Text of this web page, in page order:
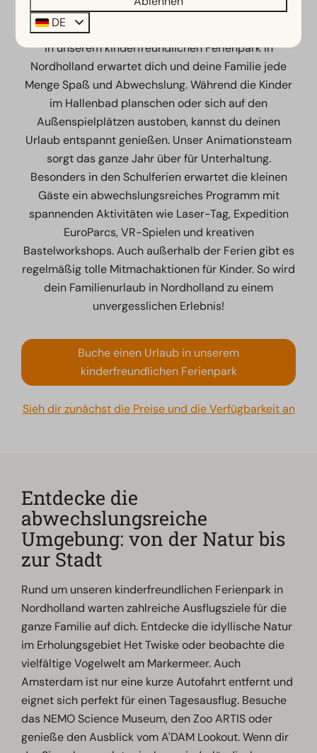
Menge Spaß erleben
In unserem kinderfreundlichen Ferienpark in
Nordholland erwartet dich und deine Familie jede
Menge Spaß und Abwechslung. Während die Kinder
im Hallenbad planschen oder sich auf den
Außenspielplätzen austoben, kannst du deinen
Urlaub entspannt genießen. Unser Animationsteam
sorgt das ganze Jahr über für Unterhaltung.
Besonders in den Schulferien erwartet die kleinen
Gäste ein abwechslungsreiches Programm mit
spannenden Aktivitäten wie Laser-Tag, Expedition
EuroParcs, VR-Spielen und kreativen
Bastelworkshops. Auch außerhalb der Ferien gibt es
regelmäßig tolle Mitmachaktionen für Kinder. So wird
dein Familienurlaub in Nordholland zu einem
unvergesslichen Erlebnis!
Buche einen Urlaub in unserem
kinderfreundlichen Ferienpark
Sieh dir zunächst die Preise und die Verfügbarkeit an
Entdecke die
abwechslungsreiche
Umgebung: von der Natur bis
zur Stadt
Rund um unseren kinderfreundlichen Ferienpark in
Nordholland warten zahlreiche Ausflugsziele für die
ganze Familie auf dich. Entdecke die idyllische Natur
im Erholungsgebiet Het Twiske oder beobachte die
vielfältige Vogelwelt am Markermeer. Auch
Amsterdam ist nur eine kurze Autofahrt entfernt und
eignet sich perfekt für einen Tagesausflug. Besuche
das NEMO Science Museum, den Zoo ARTIS oder
genieße den Ausblick vom A'DAM Lookout. Wenn dir
DE